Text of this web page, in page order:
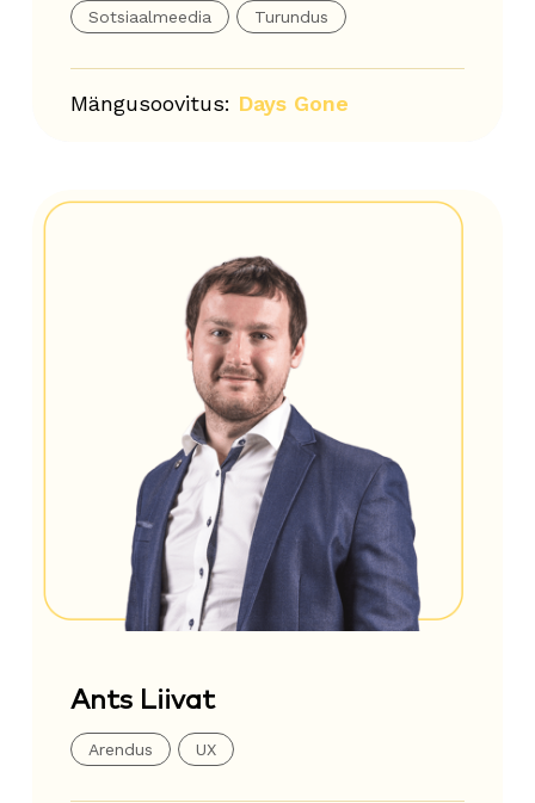
Sotsiaalmeedia Turundus
Mängusoovitus: Days Gone
Ants Liivat
Arendus UX